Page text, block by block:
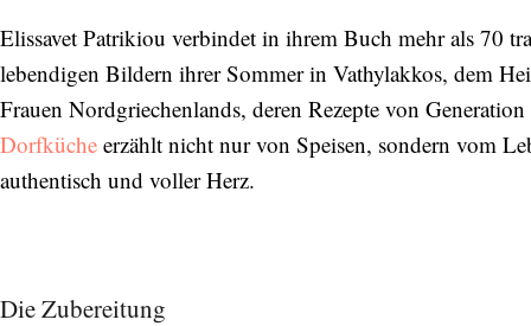
Elissavet Patrikiou verbindet in ihrem Buch mehr als 70
lebendigen Bildern ihrer Sommer in Vathylakkos, dem
Frauen Nordgriechenlands, deren Rezepte von
Dorfküche erzählt nicht nur von Speisen, sondern vom
authentisch und voller Herz.
Die Zubereitung